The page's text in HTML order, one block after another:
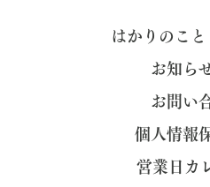
はかりのこと
お知ら
お問い
個人情報
営業日カ